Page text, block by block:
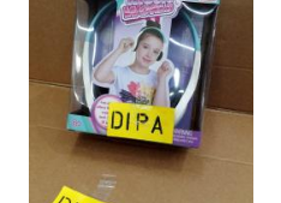
Ipod/Mp3/Cd
Player